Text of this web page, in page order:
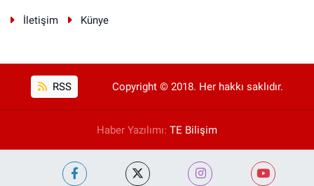
İletişim Künye
RSS Copyright © 2018. Her hakkı saklıdır.
Haber Yazılımı: TE Bilişim